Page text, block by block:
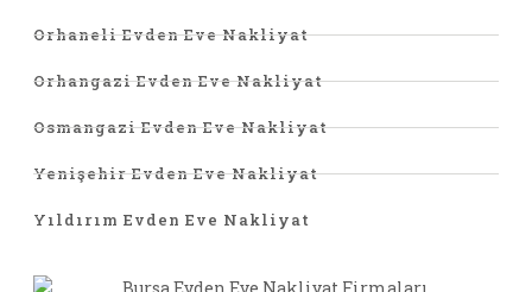
Orhaneli Evden Eve Nakliyat
Orhangazi Evden Eve Nakliyat
Osmangazi Evden Eve Nakliyat
Yenişehir Evden Eve Nakliyat
Yıldırım Evden Eve Nakliyat